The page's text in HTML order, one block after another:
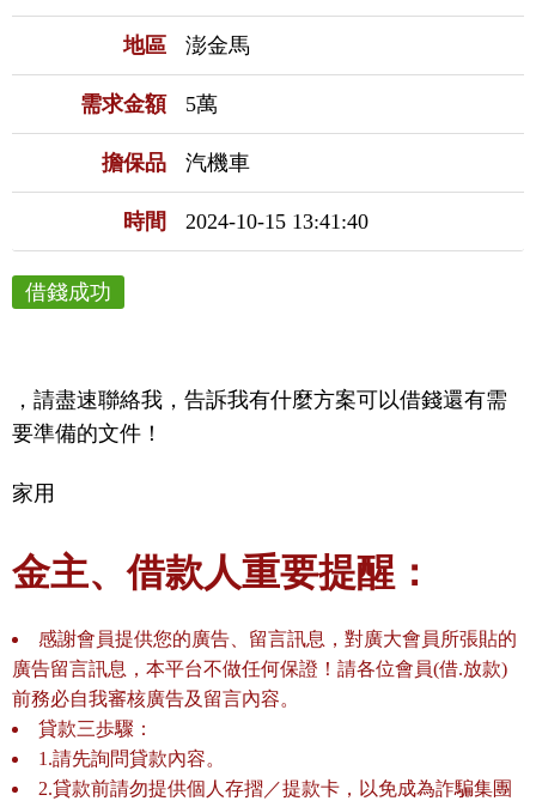
地區 澎金馬
需求金額 5萬
擔保品 汽機車
時間 2024-10-15 13:41:40
借錢成功
，請盡速聯絡我，告訴我有什麼方案可以借錢還有需
要準備的文件！
家用
金主、借款人重要提醒：
感謝會員提供您的廣告、留言訊息，對廣大會員所張貼的
廣告留言訊息，本平台不做任何保證！請各位會員(借.放款)
前務必自我審核廣告及留言內容。
貸款三歩驟：
1.請先詢問貸款內容。
2.貸款前請勿提供個人存摺／提款卡，以免成為詐騙集團